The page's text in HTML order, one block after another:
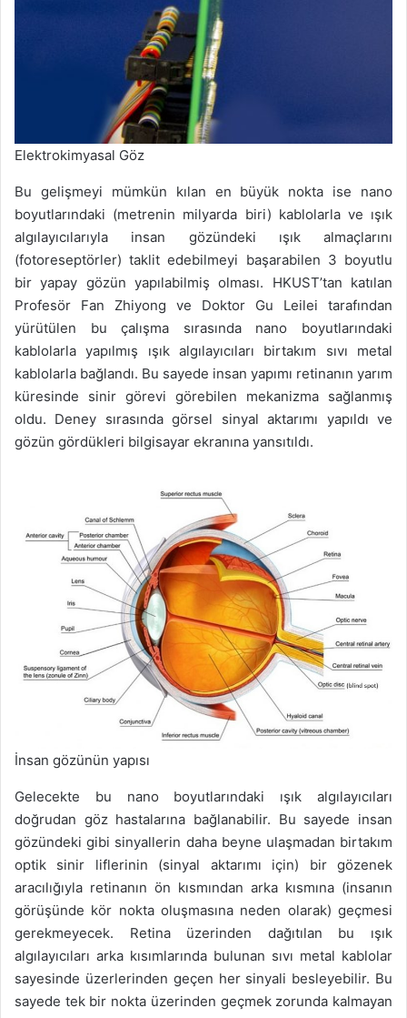
Elektrokimyasal Göz
Bu gelişmeyi mümkün kılan en büyük nokta ise nano
boyutlarındaki (metrenin milyarda biri) kablolarla ve ışık
algılayıcılarıyla insan gözündeki ışık almaçlarını
(fotoreseptörler) taklit edebilmeyi başarabilen 3 boyutlu
bir yapay gözün yapılabilmiş olması. HKUST’tan katılan
Profesör Fan Zhiyong ve Doktor Gu Leilei tarafından
yürütülen bu çalışma sırasında nano boyutlarındaki
kablolarla yapılmış ışık algılayıcıları birtakım sıvı metal
kablolarla bağlandı. Bu sayede insan yapımı retinanın yarım
küresinde sinir görevi görebilen mekanizma sağlanmış
oldu. Deney sırasında görsel sinyal aktarımı yapıldı ve
gözün gördükleri bilgisayar ekranına yansıtıldı.
İnsan gözünün yapısı
Gelecekte bu nano boyutlarındaki ışık algılayıcıları
doğrudan göz hastalarına bağlanabilir. Bu sayede insan
gözündeki gibi sinyallerin daha beyne ulaşmadan birtakım
optik sinir liflerinin (sinyal aktarımı için) bir gözenek
aracılığıyla retinanın ön kısmından arka kısmına (insanın
görüşünde kör nokta oluşmasına neden olarak) geçmesi
gerekmeyecek. Retina üzerinden dağıtılan bu ışık
algılayıcıları arka kısımlarında bulunan sıvı metal kablolar
sayesinde üzerlerinden geçen her sinyali besleyebilir. Bu
sayede tek bir nokta üzerinden geçmek zorunda kalmayan